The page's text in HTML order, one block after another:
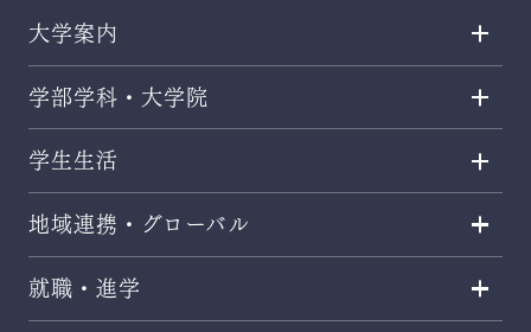
大学案内
学部学科・大学院
学生生活
地域連携・グローバル
就職・進学